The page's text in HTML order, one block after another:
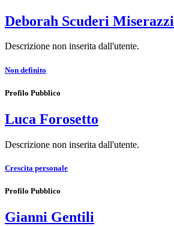
Deborah Scuderi Miserazzi
Descrizione non inserita dall'utente.
Non definito
Profilo Pubblico
Luca Forosetto
Descrizione non inserita dall'utente.
Crescita personale
Profilo Pubblico
Gianni Gentili